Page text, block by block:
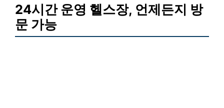
24시간 운영 헬스장, 언제든지 방
문 가능